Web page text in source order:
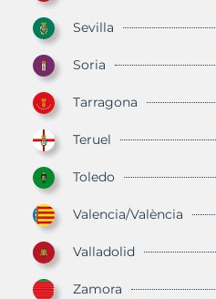
Sevilla
Soria
Tarragona
Teruel
Toledo
Valencia/València
Valladolid
Zamora